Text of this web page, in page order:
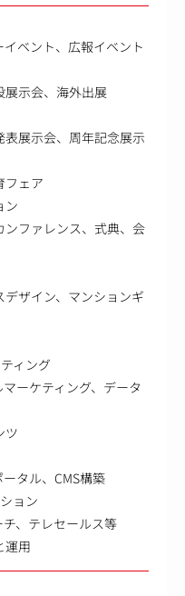
ベント、広報イベント
示会、海外出展
展示会、周年記念展示
フェア
ン
ファレンス、式典、会
ザイン、マンションギ
ィング
ーケティング、データ
ツ
タル、CMS構築
ョン
、テレセールス等
運用